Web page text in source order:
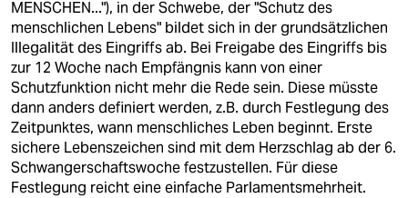
MENSCHEN..."), in der Schwebe, der "Schutz des
menschlichen Lebens" bildet sich in der grundsätzlichen
Illegalität des Eingriffs ab. Bei Freigabe des Eingriffs bis
zur 12 Woche nach Empfängnis kann von einer
Schutzfunktion nicht mehr die Rede sein. Diese müsste
dann anders definiert werden, z.B. durch Festlegung des
Zeitpunktes, wann menschliches Leben beginnt. Erste
sichere Lebenszeichen sind mit dem Herzschlag ab der 6.
Schwangerschaftswoche festzustellen. Für diese
Festlegung reicht eine einfache Parlamentsmehrheit.